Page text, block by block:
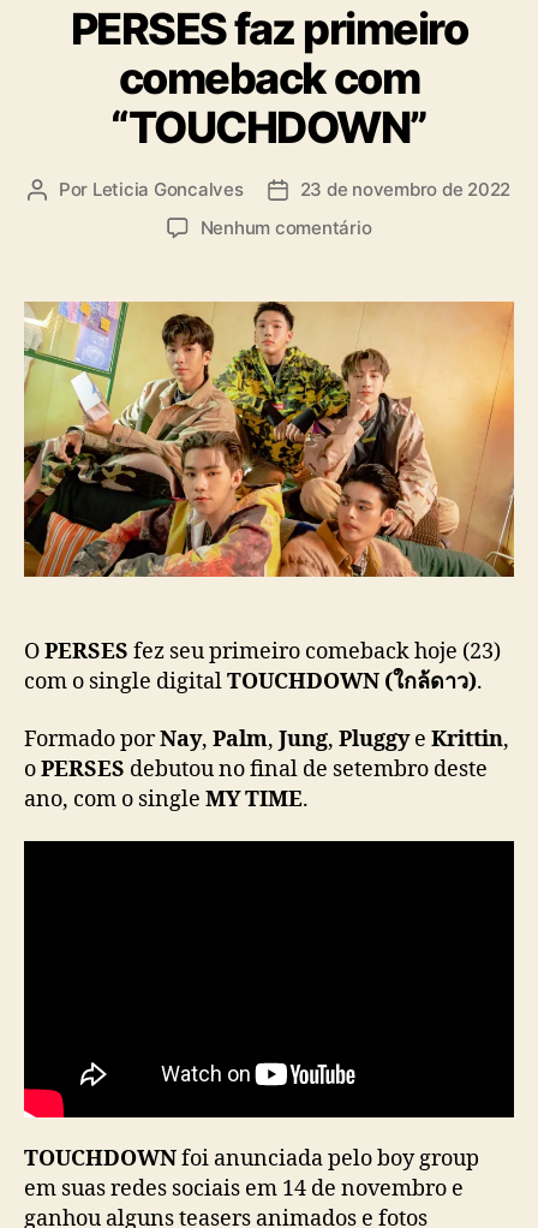
t
e
g
o
r
i
a
s
PERSES faz primeiro
comeback com
“TOUCHDOWN”
A
r
d
o
s
t
Por Leticia Goncalves
D
d
e
p
u
b
l
i
c
a
ç
ã
23 de novembro de 2022
Nenhum comentárioe
E
S
E
S
f
a
z
p
r
i
i
r
c
o
m
C
H
D
O
OPERSES fez seu primeiro comeback hoje (23)
com o single digitalTOUCHDOWN (ใกล้ดาว).
Formado porNay, Palm, Jung, Pluggye Krittin,
oPERSES debutou no final de setembro deste
ano, com o single MY TIME.
TOUCHDOWNfoi anunciada pelo boy group
em suas redes sociais em 14 de novembro e
ganhou alguns teasers animados e fotos